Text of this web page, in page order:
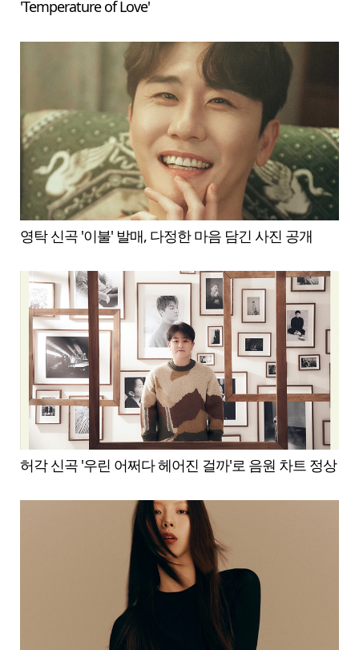
'Temperature of Love'
영탁 신곡 '이불' 발매, 다정한 마음 담긴 사진 공개
허각 신곡 '우린 어쩌다 헤어진 걸까'로 음원 차트 정상